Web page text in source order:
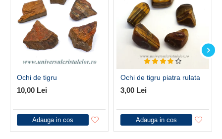
Ochi de tigru
10,00 Lei
Adauga in cos
Ochi de tigru piatra rulata
3,00 Lei
Adauga in cos